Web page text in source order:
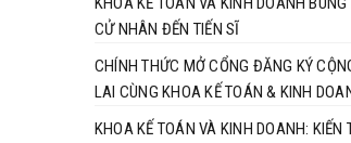
CỬ NHÂN ĐẾN TIẾN SĨ
CHÍNH THỨC MỞ CỔNG ĐĂNG KÝ
LAI CÙNG KHOA KẾ TOÁN & KINH
KHOA KẾ TOÁN VÀ KINH DOANH: